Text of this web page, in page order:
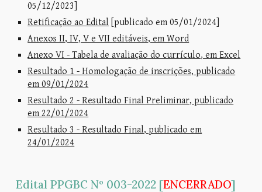
05/12/2023]
Retificação ao Edital [publicado em 05/01/2024]
Anexos II, IV, V e VII editáveis, em Word
Anexo VI - Tabela de avaliação do currículo, em Excel
Resultado 1 - Homologação de inscrições, publicado
em 09/01/2024
Resultado 2 - Resultado Final Preliminar, publicado
em 22/01/2024
Resultado 3 - Resultado Final, publicado em
24/01/2024
Edital PPGBC Nº 003-2022 [ENCERRADO]